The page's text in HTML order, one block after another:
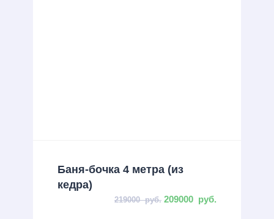
Баня-бочка 4 метра (из
кедра)
219000руб. 209000 руб.